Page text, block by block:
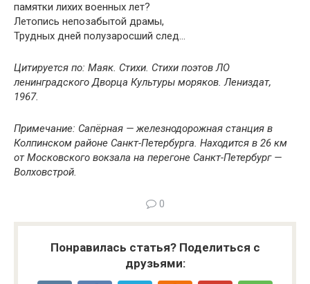
памятки лихих военных лет?
Летопись непозабытой драмы,
Трудных дней полузаросший след…
Цитируется по: Маяк. Стихи. Стихи поэтов ЛО
ленинградского Дворца Культуры моряков. Лениздат,
1967.
Примечание: Сапёрная — железнодорожная станция в
Колпинском районе Санкт-Петербурга. Находится в 26 км
от Московского вокзала на перегоне Санкт-Петербург —
Волховстрой.
0
Понравилась статья? Поделиться с
друзьями: